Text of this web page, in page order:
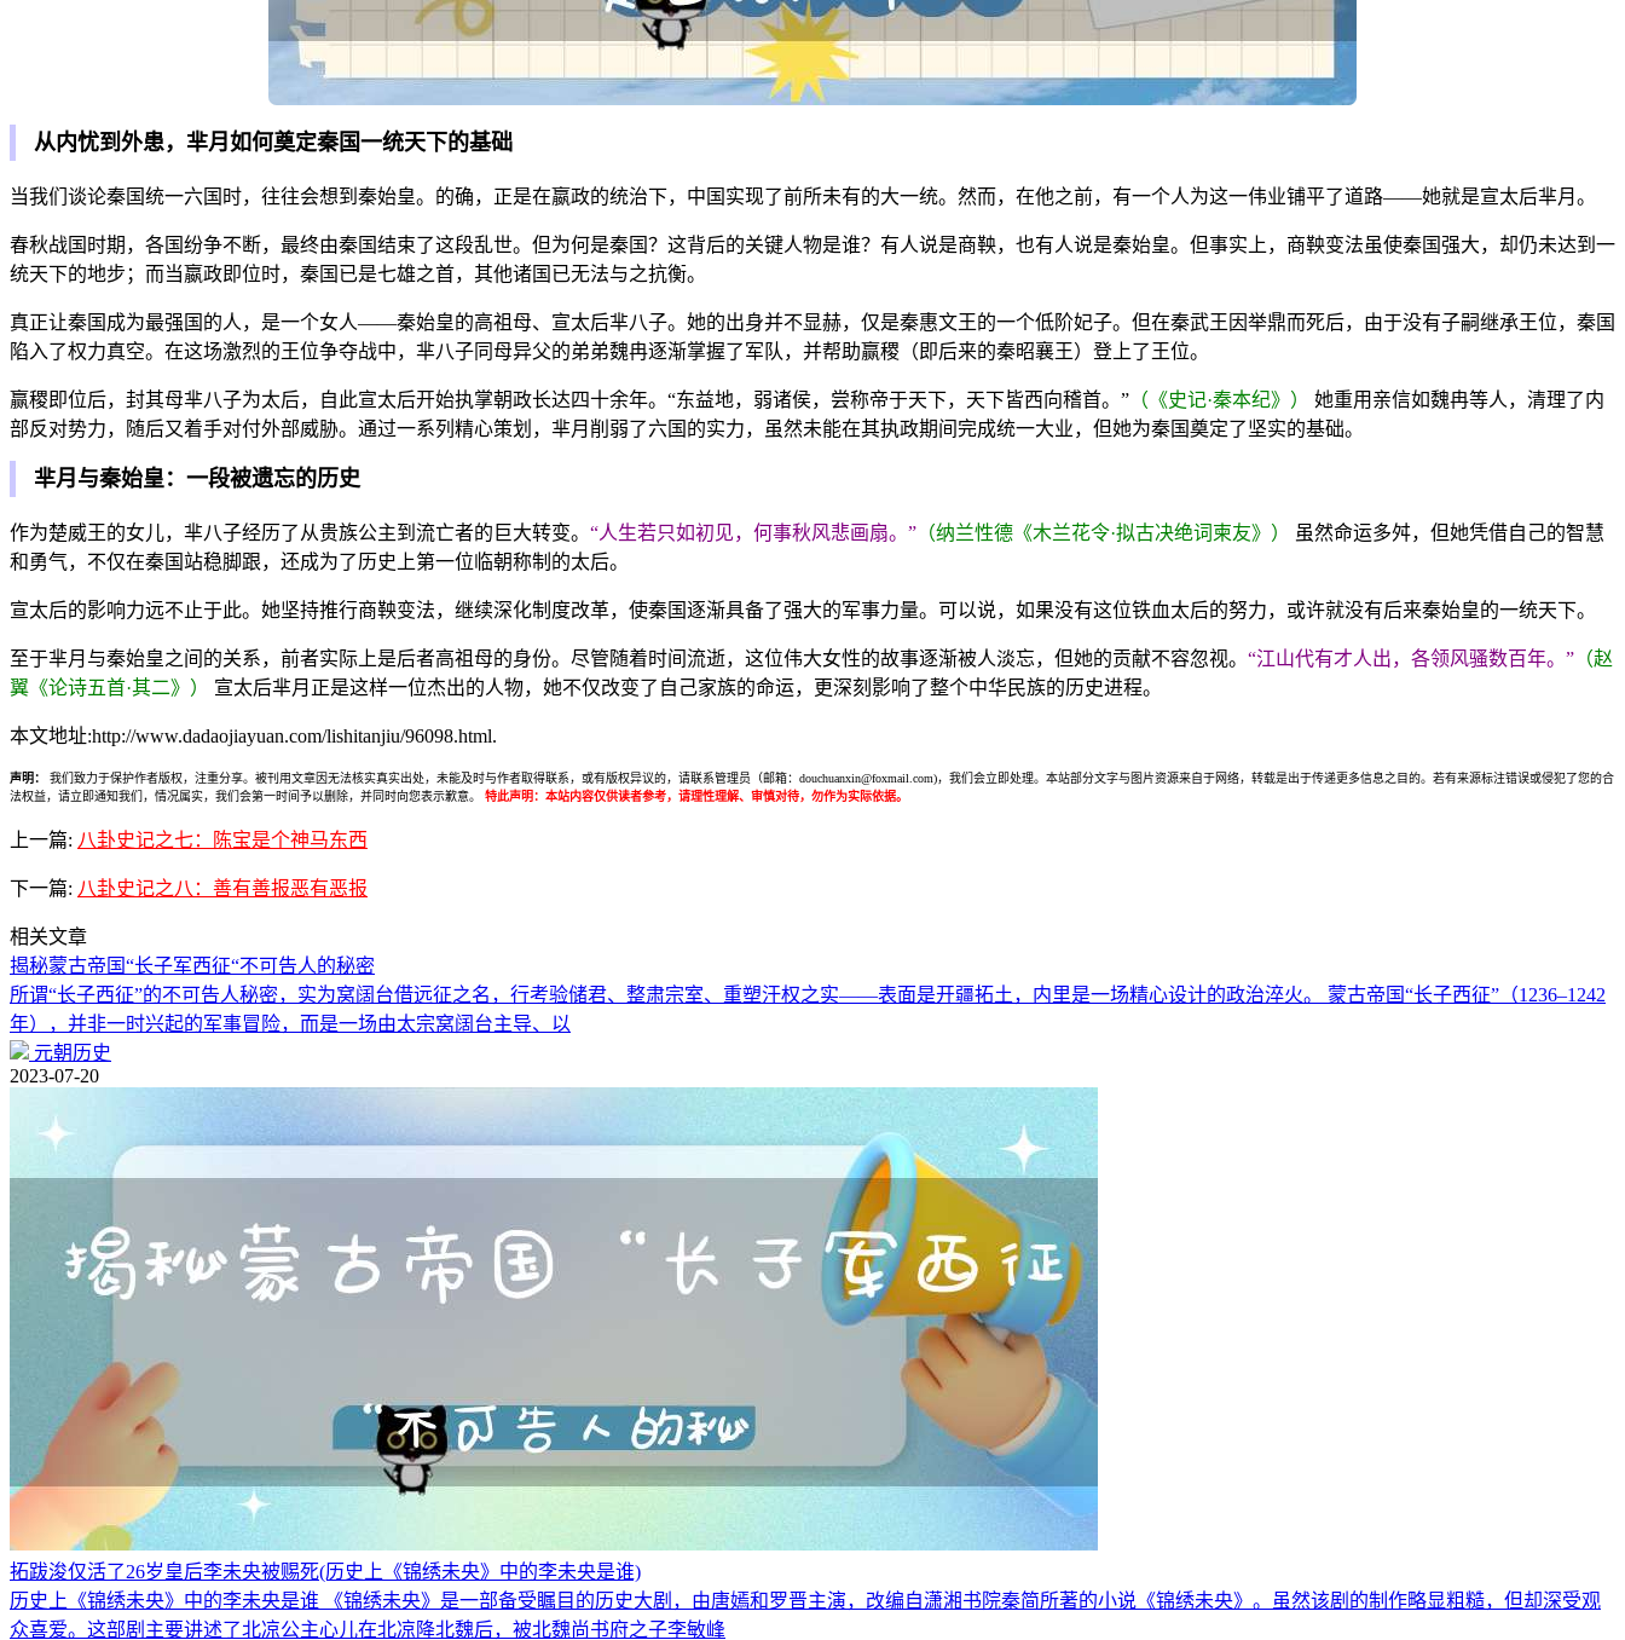
从内忧到外患，芈月如何奠定秦国一统天下的基础
当我们谈论秦国统一六国时，往往会想到秦始皇。的确，正是在嬴政的统治下，中国实现了前所未有的大一统。然而，在他之前，有一个人为这一伟业铺平了道路——她就是宣太后芈月。
春秋战国时期，各国纷争不断，最终由秦国结束了这段乱世。但为何是秦国？这背后的关键人物是谁？有人说是商鞅，也有人说是秦始皇。但事实上，商鞅变法虽使秦国强大，却仍未达到一
统天下的地步；而当嬴政即位时，秦国已是七雄之首，其他诸国已无法与之抗衡。
真正让秦国成为最强国的人，是一个女人——秦始皇的高祖母、宣太后芈八子。她的出身并不显赫，仅是秦惠文王的一个低阶妃子。但在秦武王因举鼎而死后，由于没有子嗣继承王位，秦国
陷入了权力真空。在这场激烈的王位争夺战中，芈八子同母异父的弟弟魏冉逐渐掌握了军队，并帮助赢稷（即后来的秦昭襄王）登上了王位。
赢稷即位后，封其母芈八子为太后，自此宣太后开始执掌朝政长达四十余年。“东益地，弱诸侯，尝称帝于天下，天下皆西向稽首。” （《史记·秦本纪》）
她重用亲信如魏冉等人，清理了内
部反对势力，随后又着手对付外部威胁。通过一系列精心策划，芈月削弱了六国的实力，虽然未能在其执政期间完成统一大业，但她为秦国奠定了坚实的基础。
芈月与秦始皇：一段被遗忘的历史
作为楚威王的女儿，芈八子经历了从贵族公主到流亡者的巨大转变。 “人生若只如初见，何事秋风悲画扇。” （纳兰性德《木兰花令·拟古决绝词柬友》）
虽然命运多舛，但她凭借自己的智慧
和勇气，不仅在秦国站稳脚跟，还成为了历史上第一位临朝称制的太后。
宣太后的影响力远不止于此。她坚持推行商鞅变法，继续深化制度改革，使秦国逐渐具备了强大的军事力量。可以说，如果没有这位铁血太后的努力，或许就没有后来秦始皇的一统天下。
至于芈月与秦始皇之间的关系，前者实际上是后者高祖母的身份。尽管随着时间流逝，这位伟大女性的故事逐渐被人淡忘，但她的贡献不容忽视。 “江山代有才人出，各领风骚数百年。” （赵
翼《论诗五首·其二》）
宣太后芈月正是这样一位杰出的人物，她不仅改变了自己家族的命运，更深刻影响了整个中华民族的历史进程。
本文地址:http://www.dadaojiayuan.com/lishitanjiu/96098.html.
声明：
我们致力于保护作者版权，注重分享。被刊用文章因无法核实真实出处，未能及时与作者取得联系，或有版权异议的，请联系管理员（邮箱：douchuanxin@foxmail.com)，我们会立即处理。本站部分文字与图片资源来自于网络，转载是出于传递更多信息之目的。若有来源标注错误或侵犯了您的合
法权益，请立即通知我们，情况属实，我们会第一时间予以删除，并同时向您表示歉意。
特此声明：本站内容仅供读者参考，请理性理解、审慎对待，勿作为实际依据。
上一篇: 八卦史记之七：陈宝是个神马东西
下一篇: 八卦史记之八：善有善报恶有恶报
相关文章
揭秘蒙古帝国“长子军西征“不可告人的秘密
所谓“长子西征”的不可告人秘密，实为窝阔台借远征之名，行考验储君、整肃宗室、重塑汗权之实——表面是开疆拓土，内里是一场精心设计的政治淬火。 蒙古帝国“长子西征”（1236–1242
年），并非一时兴起的军事冒险，而是一场由太宗窝阔台主导、以
元朝历史
2023-07-20
拓跋浚仅活了26岁皇后李未央被赐死(历史上《锦绣未央》中的李未央是谁)
历史上《锦绣未央》中的李未央是谁 《锦绣未央》是一部备受瞩目的历史大剧，由唐嫣和罗晋主演，改编自潇湘书院秦简所著的小说《锦绣未央》。虽然该剧的制作略显粗糙，但却深受观
众喜爱。这部剧主要讲述了北凉公主心儿在北凉降北魏后，被北魏尚书府之子李敏峰